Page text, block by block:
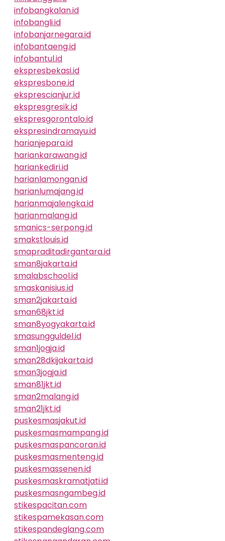
infobangkalan.id
infobangli.id
infobanjarnegara.id
infobantaeng.id
infobantul.id
ekspresbekasi.id
ekspresbone.id
eksprescianjur.id
ekspresgresik.id
ekspresgorontalo.id
ekspresindramayu.id
harianjepara.id
hariankarawang.id
hariankediri.id
harianlamongan.id
harianlumajang.id
harianmajalengka.id
harianmalang.id
smanics-serpong.id
smakstlouis.id
smapraditadirgantara.id
sman8jakarta.id
smalabschool.id
smaskanisius.id
sman2jakarta.id
sman68jkt.id
sman8yogyakarta.id
smasungguldel.id
sman1jogja.id
sman28dkijakarta.id
sman3jogja.id
sman81jkt.id
sman2malang.id
sman21jkt.id
puskesmasjakut.id
puskesmasmampang.id
puskesmaspancoran.id
puskesmasmenteng.id
puskesmassenen.id
puskesmaskramatjati.id
puskesmasngambeg.id
stikespacitan.com
stikespamekasan.com
stikespandeglang.com